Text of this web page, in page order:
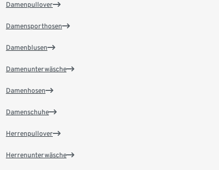
Damenpullover
Damensporthosen
Damenblusen
Damenunterwäsche
Damenhosen
Damenschuhe
Herrenpullover
Herrenunterwäsche